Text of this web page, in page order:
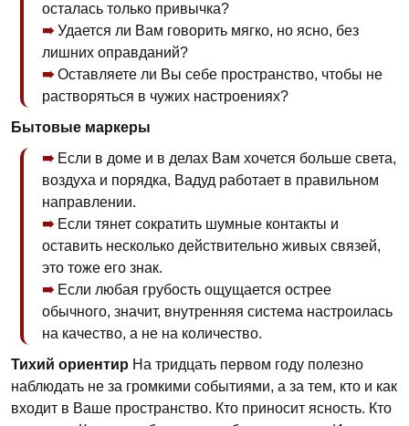
осталась только привычка?
Удается ли Вам говорить мягко, но ясно, без
лишних оправданий?
Оставляете ли Вы себе пространство, чтобы не
растворяться в чужих настроениях?
Бытовые маркеры
Если в доме и в делах Вам хочется больше света,
воздуха и порядка, Вадуд работает в правильном
направлении.
Если тянет сократить шумные контакты и
оставить несколько действительно живых связей,
это тоже его знак.
Если любая грубость ощущается острее
обычного, значит, внутренняя система настроилась
на качество, а не на количество.
Тихий ориентир На тридцать первом году полезно
наблюдать не за громкими событиями, а за тем, кто и как
входит в Ваше пространство. Кто приносит ясность. Кто